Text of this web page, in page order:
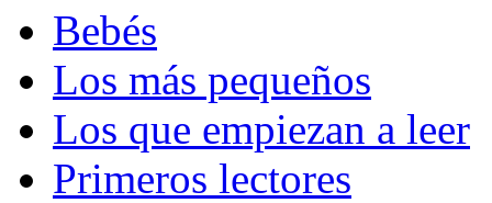
Bebés
Los más pequeños
Los que empiezan a leer
Primeros lectores